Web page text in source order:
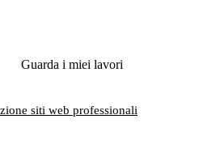
Guarda i miei lavori
siti web professionali